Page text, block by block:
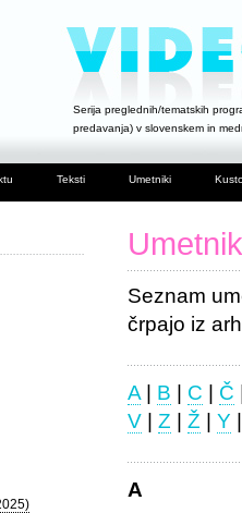
Serija preglednih/tematskih
predavanja) v slovenskem in
Teksti Umetniki
Seznam
črpajo iz
A B C Č
V |Z |Ž |Y
A